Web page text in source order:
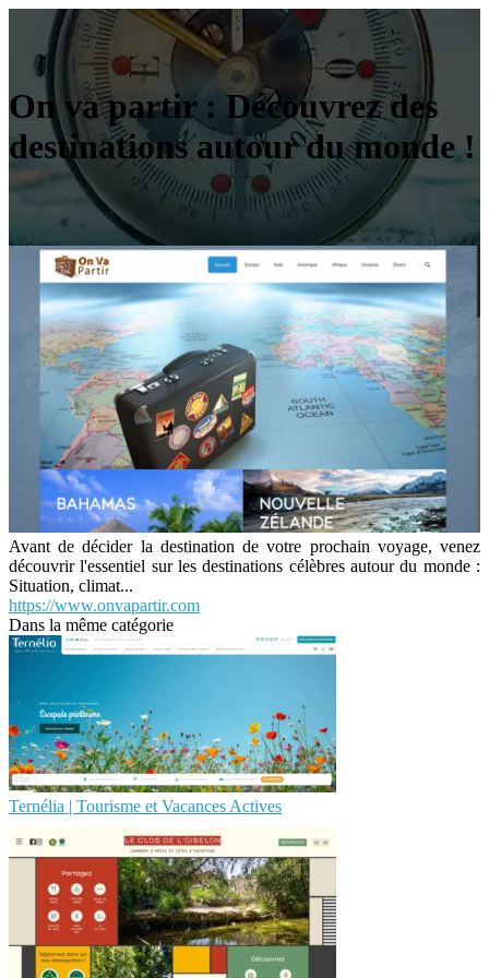
On va partir : Découvrez des
destinations autour du monde !
Avant de décider la destination de votre prochain voyage, venez
découvrir l'essentiel sur les destinations célèbres autour du monde :
Situation, climat...
https://www.onvapartir.com
Dans la même catégorie
Ternélia | Tourisme et Vacances Actives